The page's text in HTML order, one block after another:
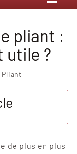
pliant :
utile ?
Pliant
de plus en plus